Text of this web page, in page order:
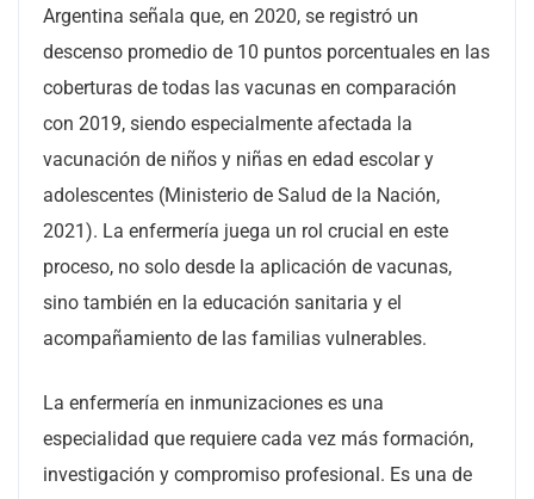
Argentina señala que, en 2020, se registró un
descenso promedio de 10 puntos porcentuales en las
coberturas de todas las vacunas en comparación
con 2019, siendo especialmente afectada la
vacunación de niños y niñas en edad escolar y
adolescentes (Ministerio de Salud de la Nación,
2021). La enfermería juega un rol crucial en este
proceso, no solo desde la aplicación de vacunas,
sino también en la educación sanitaria y el
acompañamiento de las familias vulnerables.
La enfermería en inmunizaciones es una
especialidad que requiere cada vez más formación,
investigación y compromiso profesional. Es una de